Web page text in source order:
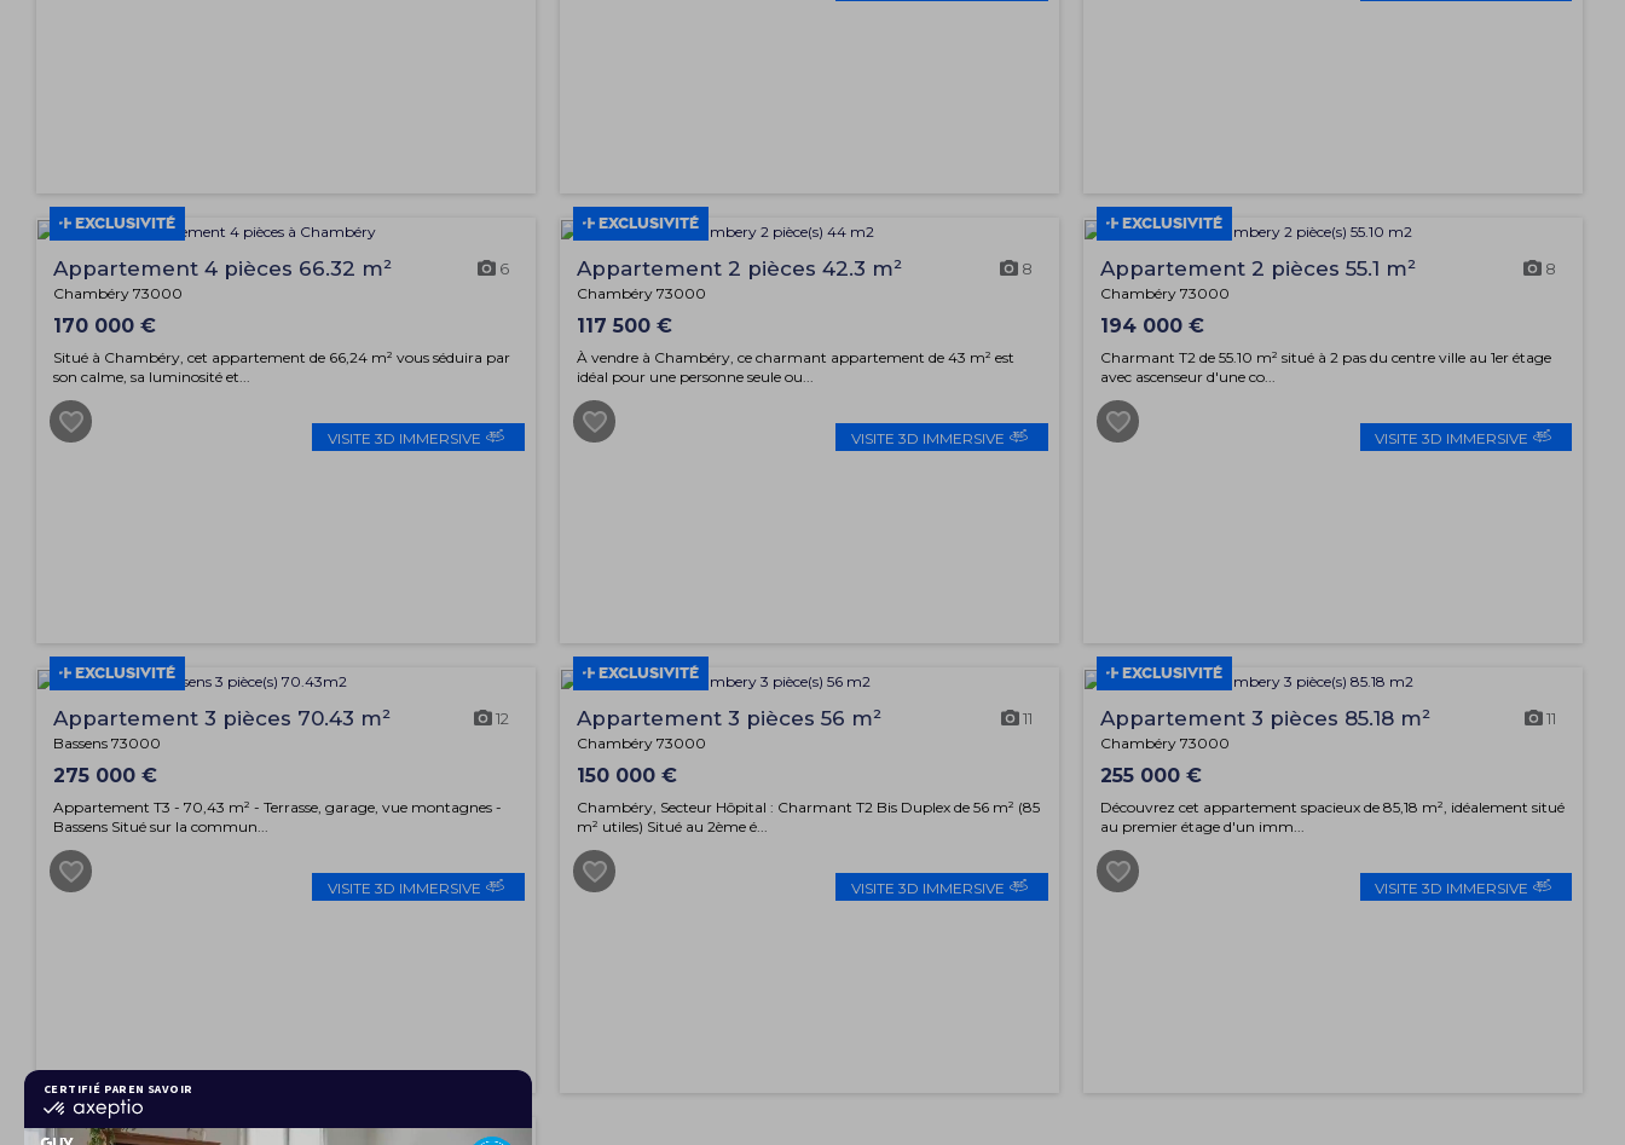
EXCLUSIVITÉ
VISITE 3D IMMERSIVE
Appartement 4 pièces 66.32 m² 6
Chambéry 73000
170 000 €
Situé à Chambéry, cet appartement de 66,24 m² vous séduira par
son calme, sa luminosité et...
EXCLUSIVITÉ
VISITE 3D IMMERSIVE
Appartement 2 pièces 42.3 m² 8
Chambéry 73000
117 500 €
À vendre à Chambéry, ce charmant appartement de 43 m² est
idéal pour une personne seule ou...
EXCLUSIVITÉ
VISITE 3D IMMERSIVE
Appartement 2 pièces 55.1 m² 8
Chambéry 73000
194 000 €
Charmant T2 de 55.10 m² situé à 2 pas du centre ville au 1er étage
avec ascenseur d'une co...
EXCLUSIVITÉ
VISITE 3D IMMERSIVE
Appartement 3 pièces 70.43 m² 12
Bassens 73000
275 000 €
Appartement T3 - 70,43 m² - Terrasse, garage, vue montagnes -
Bassens Situé sur la commun...
EXCLUSIVITÉ
VISITE 3D IMMERSIVE
Appartement 3 pièces 56 m² 11
Chambéry 73000
150 000 €
Chambéry, Secteur Hôpital : Charmant T2 Bis Duplex de 56 m² (85
m² utiles) Situé au 2ème é...
EXCLUSIVITÉ
VISITE 3D IMMERSIVE
Appartement 3 pièces 85.18 m² 11
Chambéry 73000
255 000 €
Découvrez cet appartement spacieux de 85,18 m², idéalement situé
au premier étage d'un imm...